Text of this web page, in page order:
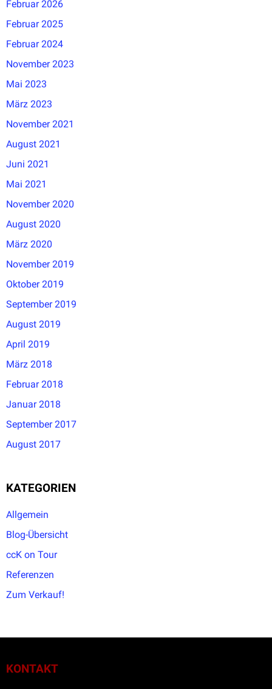
Februar 2026
Februar 2025
Februar 2024
November 2023
Mai 2023
März 2023
November 2021
August 2021
Juni 2021
Mai 2021
November 2020
August 2020
März 2020
November 2019
Oktober 2019
September 2019
August 2019
April 2019
März 2018
Februar 2018
Januar 2018
September 2017
August 2017
KATEGORIEN
Allgemein
Blog-Übersicht
ccK on Tour
Referenzen
Zum Verkauf!
KONTAKT